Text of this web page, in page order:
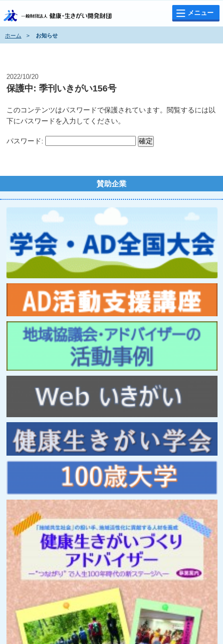
メニュー
ホーム > お知らせ
2022/10/20
保護中: 季刊いきがい156号
このコンテンツはパスワードで保護されています。閲覧するには以
下にパスワードを入力してください。
パスワード:
賛助企業